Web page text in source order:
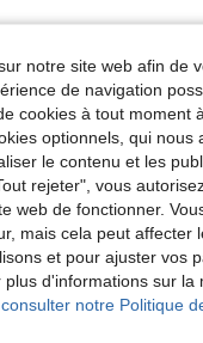
notre site web afin de
de navigation
cookies à tout moment
optionnels, qui nous
le contenu et les
rejeter", vous
web de fonctionner.
mais cela peut affecter
et pour ajuster vos
d'informations sur la
notre Politique